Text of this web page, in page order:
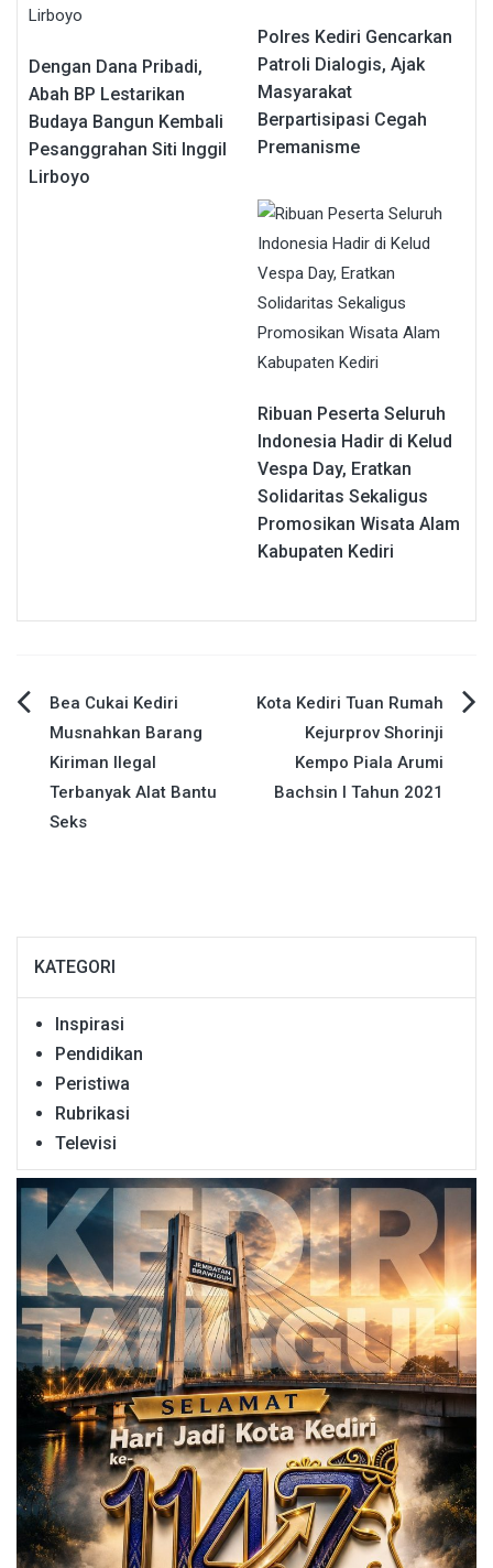
Dengan Dana Pribadi,
Abah BP Lestarikan
Budaya Bangun Kembali
Pesanggrahan Siti Inggil
Lirboyo
Polres Kediri Gencarkan
Patroli Dialogis, Ajak
Masyarakat
Berpartisipasi Cegah
Premanisme
Ribuan Peserta Seluruh
Indonesia Hadir di Kelud
Vespa Day, Eratkan
Solidaritas Sekaligus
Promosikan Wisata Alam
Kabupaten Kediri
Navigasi
pos
Bea Cukai Kediri
Musnahkan Barang
Kiriman Ilegal
Terbanyak Alat Bantu
Seks
Kota Kediri Tuan Rumah
Kejurprov Shorinji
Kempo Piala Arumi
Bachsin I Tahun 2021
KATEGORI
Inspirasi
Pendidikan
Peristiwa
Rubrikasi
Televisi